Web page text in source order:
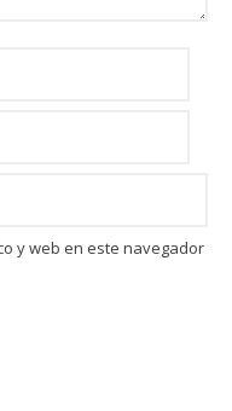
y web en este navegador